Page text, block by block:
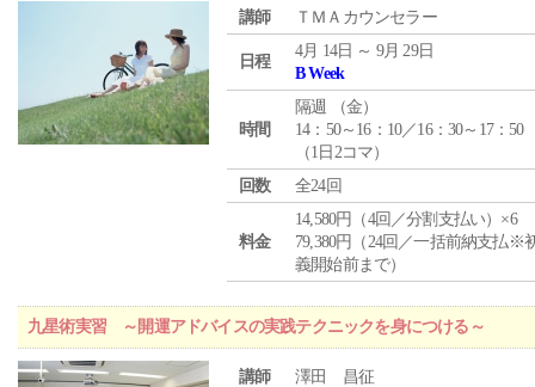
講師 ＴＭＡカウンセラー
日程
4月 14日 ～ 9月 29日
B Week
時間
隔週 （金）
14：50～16：10／16：30～17：50
（1日2コマ）
回数
全24回
料金
14,580円（4回／分割支払い）×6
79,380円（24回／一括前納支払※
義開始前まで）
九星術実習 ～開運アドバイスの実践テクニックを身につける～
講師 澤田 昌征